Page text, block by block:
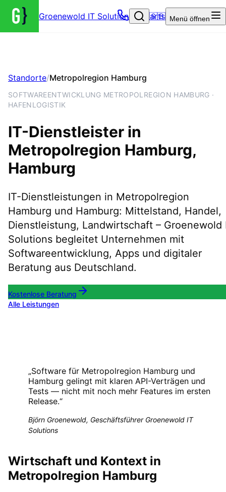
Groenewold IT Solutions – Startseite
🇬🇧 Menü öffnen
Standorte/Metropolregion Hamburg
SOFTWAREENTWICKLUNG METROPOLREGION HAMBURG ·
HAFENLOGISTIK
IT-Dienstleister in
Metropolregion Hamburg,
Hamburg
IT-Dienstleistungen in Metropolregion
Hamburg und Hamburg: Mittelstand, Handel,
Dienstleistung, Landwirtschaft – Groenewold
Solutions begleitet Unternehmen mit
Softwareentwicklung, Apps und digitaler
Beratung aus Deutschland.
Kostenlose Beratung
Alle Leistungen
„Software für Metropolregion Hamburg und
Hamburg gelingt mit klaren API-Verträgen und
Tests — nicht mit noch mehr Features im ersten
Release.“
Björn Groenewold, Geschäftsführer Groenewold IT
Solutions
Wirtschaft und Kontext in
Metropolregion Hamburg